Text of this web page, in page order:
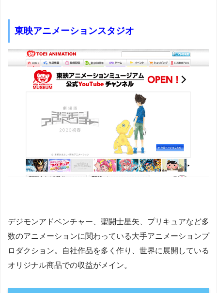
東映アニメーションスタジオ
デジモンアドベンチャー、聖闘士星矢、プリキュアなど多
数のアニメーションに関わっている大手アニメーションプ
ロダクション。自社作品を多く作り、世界に展開している
オリジナル商品での収益がメイン。